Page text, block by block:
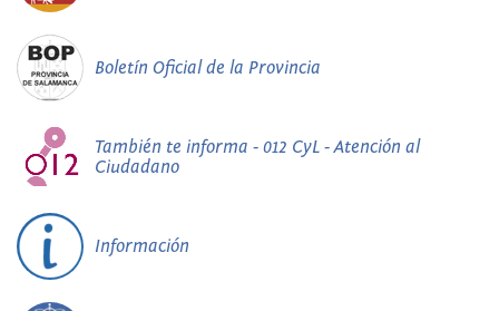
Boletín Oficial de la Provincia
También te informa - 012 CyL - Atención al
Ciudadano
Información